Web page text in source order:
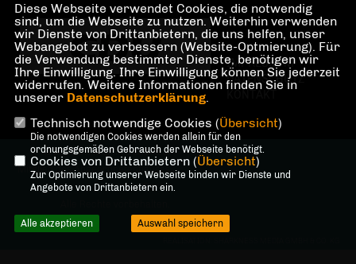
IMPRESSUM
DATENSCHUTZ
@2026 Dr. Martin Sattelkau,
Mitglied des Abgeordnetenhauses
von Berlin
Diese Webseite verwendet Cookies, die notwendig
sind, um die Webseite zu nutzen. Weiterhin verwenden
wir Dienste von Drittanbietern, die uns helfen, unser
Webangebot zu verbessern (Website-Optmierung). Für
die Verwendung bestimmter Dienste, benötigen wir
Ihre Einwilligung. Ihre Einwilligung können Sie jederzeit
widerrufen. Weitere Informationen finden Sie in
unserer Datenschutzerklärung.
Technisch notwendige Cookies (Übersicht)
Die notwendigen Cookies werden allein für den
ordnungsgemäßen Gebrauch der Webseite benötigt.
Cookies von Drittanbietern (Übersicht)
Zur Optimierung unserer Webseite binden wir Dienste und
Angebote von Drittanbietern ein.
Alle akzeptieren Auswahl speichern